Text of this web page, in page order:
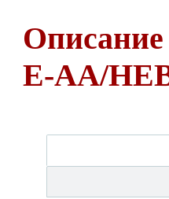
Описание
E-AA/